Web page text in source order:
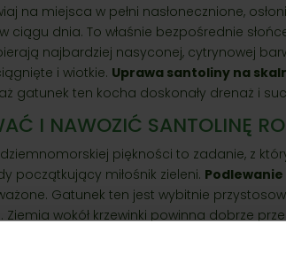
na miejsca w pełni nasłonecznione,
ciągu dnia. To właśnie bezpośrednie
najbardziej nasyconej, cytrynowej
i wiotkie. Uprawa santoliny na
gatunek ten kocha doskonały drenaż i
I NAWOZIĆ SANTOLINĘ
piękności to zadanie, z
początkujący miłośnik zieleni.
Gatunek ten jest wybitnie
Ziemia wokół krzewinki powinna dobrze